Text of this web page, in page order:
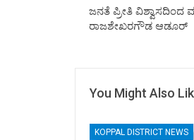
ಜನತೆ ಪ್ರೀತಿ ವಿಶ್ವಾಸದಿಂದ
ರಾಜಶೇಖರಗೌಡ ಆಡೂರ್
You Might Also
KOPPAL DISTRICT NEWS